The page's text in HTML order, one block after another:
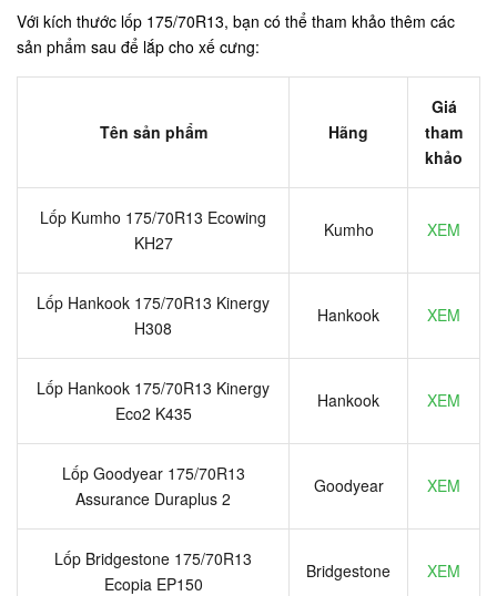
Với kích thước lốp 175/70R13, bạn có thể tham khảo thêm các
sản phẩm sau để lắp cho xế cưng:
Tên sản phẩm Hãng
Giá
tham
khảo
Lốp Kumho 175/70R13 Ecowing
KH27
Kumho XEM
Lốp Hankook 175/70R13 Kinergy
H308
Hankook XEM
Lốp Hankook 175/70R13 Kinergy
Eco2 K435
Hankook XEM
Lốp Goodyear 175/70R13
Assurance Duraplus 2
Goodyear XEM
Lốp Bridgestone 175/70R13
Ecopia EP150
Bridgestone XEM